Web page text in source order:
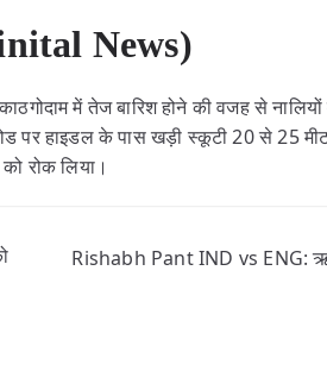
News)
में तेज बारिश होने की वजह से नालियों
पर हाइडल के पास खड़ी स्कूटी 20 से 25
रोक लिया।
Rishabh Pant IND vs ENG: